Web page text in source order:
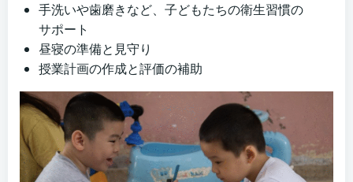
手洗いや歯磨きなど、子どもたちの衛生習慣の
サポート
昼寝の準備と見守り
授業計画の作成と評価の補助